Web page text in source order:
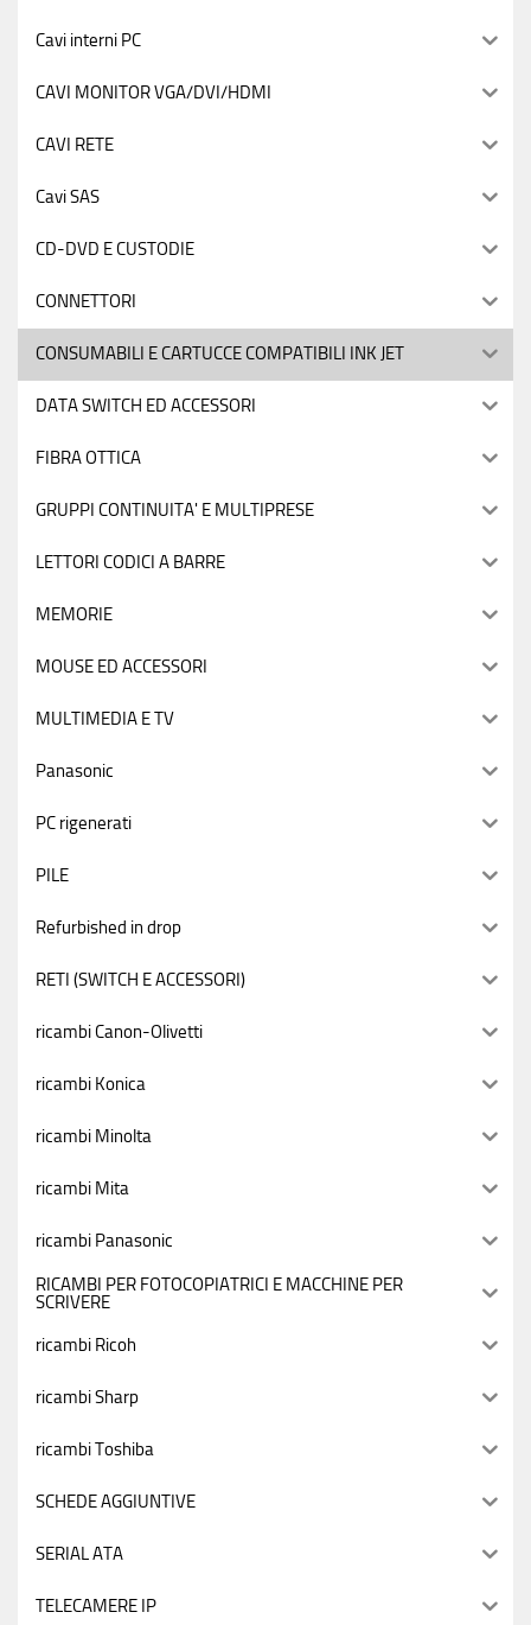
Cavi interni PC
CAVI MONITOR VGA/DVI/HDMI
CAVI RETE
Cavi SAS
CD-DVD E CUSTODIE
CONNETTORI
CONSUMABILI E CARTUCCE COMPATIBILI INK JET
DATA SWITCH ED ACCESSORI
FIBRA OTTICA
GRUPPI CONTINUITA' E MULTIPRESE
LETTORI CODICI A BARRE
MEMORIE
MOUSE ED ACCESSORI
MULTIMEDIA E TV
Panasonic
PC rigenerati
PILE
Refurbished in drop
RETI (SWITCH E ACCESSORI)
ricambi Canon-Olivetti
ricambi Konica
ricambi Minolta
ricambi Mita
ricambi Panasonic
RICAMBI PER FOTOCOPIATRICI E MACCHINE PER
SCRIVERE
ricambi Ricoh
ricambi Sharp
ricambi Toshiba
SCHEDE AGGIUNTIVE
SERIAL ATA
TELECAMERE IP